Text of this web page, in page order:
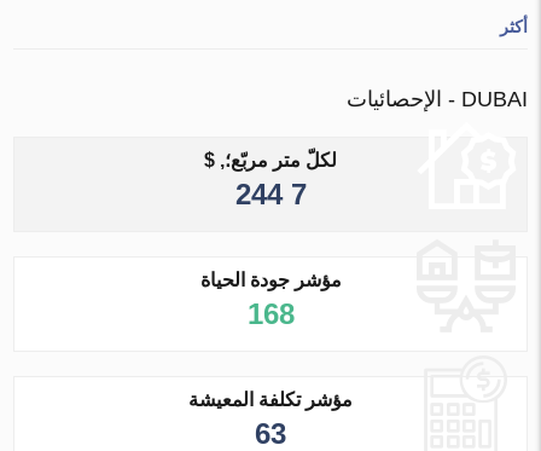
أكثر
DUBAI - الإحصائيات
لكلّ متر مربّع؛, $
7 244
مؤشر جودة الحياة
168
مؤشر تكلفة المعيشة
63